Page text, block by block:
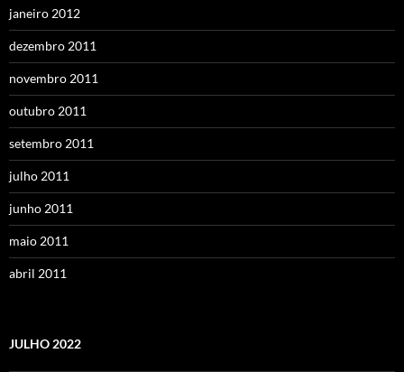
janeiro 2012
dezembro 2011
novembro 2011
outubro 2011
setembro 2011
julho 2011
junho 2011
maio 2011
abril 2011
JULHO 2022